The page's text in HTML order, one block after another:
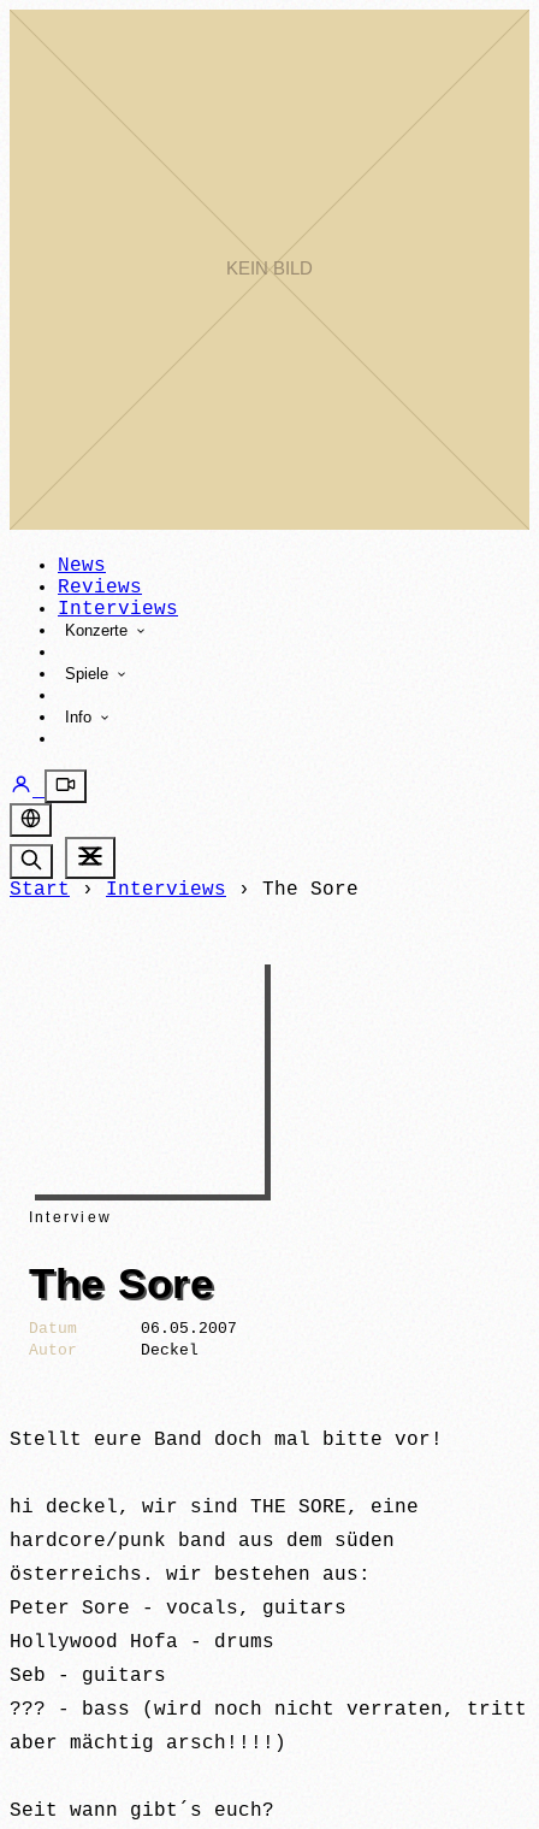
News
Reviews
Interviews
Konzerte
Spiele
Info
Start › Interviews › The Sore
Interview
The Sore
Datum
06.05.2007
Autor
Deckel
Stellt eure Band doch mal bitte vor!
hi deckel, wir sind THE SORE, eine
hardcore/punk band aus dem süden
österreichs. wir bestehen aus:
Peter Sore - vocals, guitars
Hollywood Hofa - drums
Seb - guitars
??? - bass (wird noch nicht verraten, tritt
aber mächtig arsch!!!!)
Seit wann gibt´s euch?